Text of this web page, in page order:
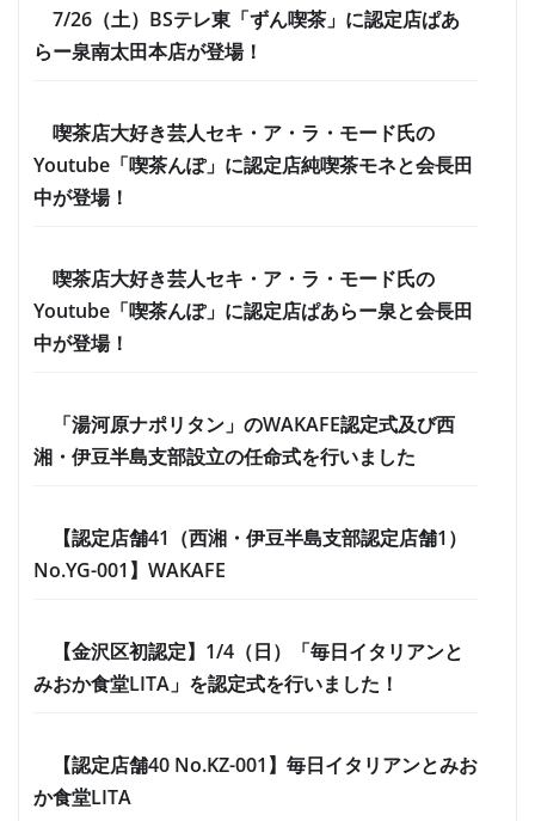
7/26（土）BSテレ東「ずん喫茶」に認定店ぱあ
らー泉南太田本店が登場！
喫茶店大好き芸人セキ・ア・ラ・モード氏の
Youtube「喫茶んぽ」に認定店純喫茶モネと会長田
中が登場！
喫茶店大好き芸人セキ・ア・ラ・モード氏の
Youtube「喫茶んぽ」に認定店ぱあらー泉と会長田
中が登場！
「湯河原ナポリタン」のWAKAFE認定式及び西
湘・伊豆半島支部設立の任命式を行いました
【認定店舗41（西湘・伊豆半島支部認定店舗1）
No.YG-001】WAKAFE
【金沢区初認定】1/4（日）「毎日イタリアンと
みおか食堂LITA」を認定式を行いました！
【認定店舗40 No.KZ-001】毎日イタリアンとみお
か食堂LITA